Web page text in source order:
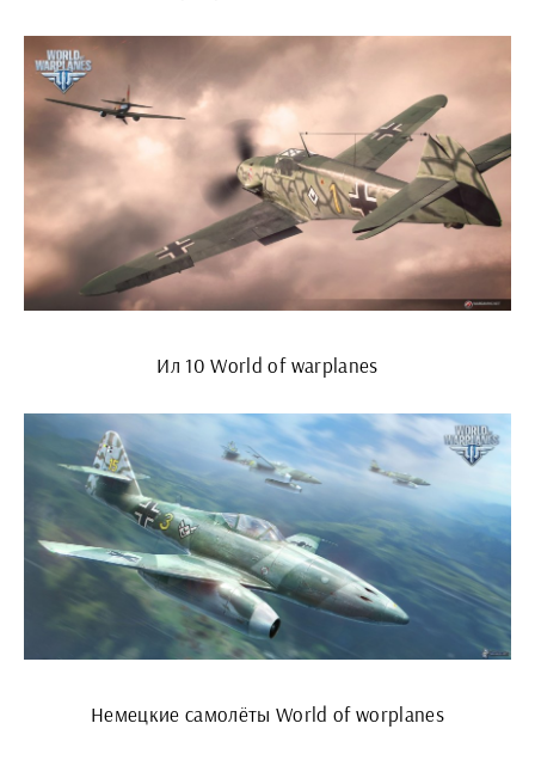
Ил 10 World of warplanes
Немецкие самолёты World of worplanes